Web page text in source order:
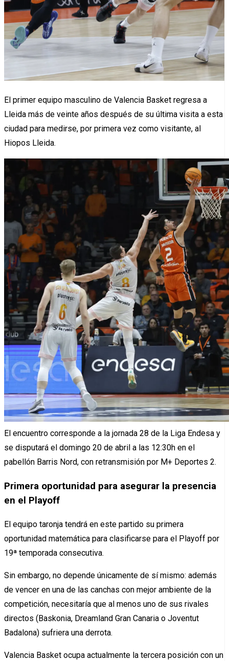
El primer equipo masculino de Valencia Basket regresa a
Lleida más de veinte años después de su última visita a esta
ciudad para medirse, por primera vez como visitante, al
Hiopos Lleida.
El encuentro corresponde a la jornada 28 de la Liga Endesa y
se disputará el domingo 20 de abril a las 12:30h en el
pabellón Barris Nord, con retransmisión por M+ Deportes 2.
Primera oportunidad para asegurar la presencia
en el Playoff
El equipo taronja tendrá en este partido su primera
oportunidad matemática para clasificarse para el Playoff por
19ª temporada consecutiva.
Sin embargo, no depende únicamente de sí mismo: además
de vencer en una de las canchas con mejor ambiente de la
competición, necesitaría que al menos uno de sus rivales
directos (Baskonia, Dreamland Gran Canaria o Joventut
Badalona) sufriera una derrota.
Valencia Basket ocupa actualmente la tercera posición con un